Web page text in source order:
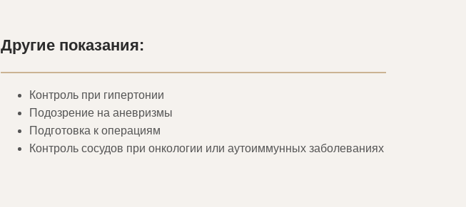
Другие показания:
Контроль при гипертонии
Подозрение на аневризмы
Подготовка к операциям
Контроль сосудов при онкологии или аутоиммунных заболеваниях